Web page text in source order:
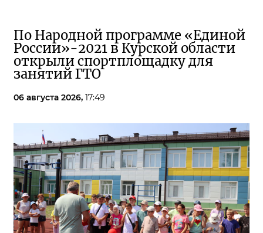
По Народной программе «Единой
России»-2021 в Курской области
открыли спортплощадку для
занятий ГТО
06 августа 2026, 17:49